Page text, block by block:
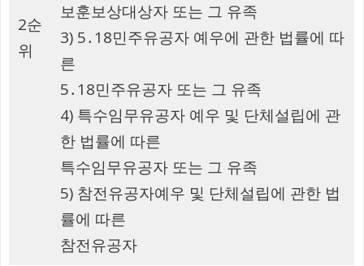
2순
위
보훈보상대상자 또는 그 유족
3) 5․18민주유공자 예우에 관한 법률에 따
른
5․18민주유공자 또는 그 유족
4) 특수임무유공자 예우 및 단체설립에 관
한 법률에 따른
특수임무유공자 또는 그 유족
5) 참전유공자예우 및 단체설립에 관한 법
률에 따른
참전유공자